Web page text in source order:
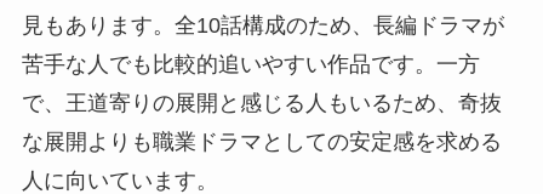
見もあります。全10話構成のため、長編ドラマが
苦手な人でも比較的追いやすい作品です。一方
で、王道寄りの展開と感じる人もいるため、奇抜
な展開よりも職業ドラマとしての安定感を求める
人に向いています。